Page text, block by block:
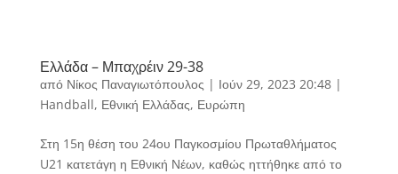
Ελλάδα – Μπαχρέιν 29-38
από Νίκος Παναγιωτόπουλος | Ιούν 29, 2023 20:48|
Handball, Εθνική Ελλάδας, Ευρώπη
Στη 15η θέση του 24ου Παγκοσμίου Πρωταθλήματος
U21 κατετάγη η Εθνική Νέων, καθώς ηττήθηκε από το